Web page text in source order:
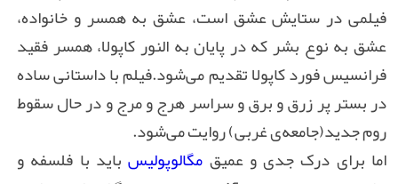
فیلمی در ستایش عشق است، عشق به همسر و خانواده،
عشق به نوع بشر که در پایان به النور کاپولا، همسر فقید
فرانسیس فورد کاپولا تقدیم می‌شود.فیلم با داستانی ساده
در بستر پر زرق ‌و‌ برق و سراسر هرج‌ و‌ مرج و در حال سقوط
روم جدید(جامعه‌ی غربی) روایت می‌شود.
اما برای درک جدی و عمیق مگالوپولیسباید با فلسفه و